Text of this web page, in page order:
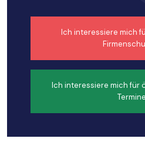
Ich interessiere mich
Ich interessiere mich für
Termine